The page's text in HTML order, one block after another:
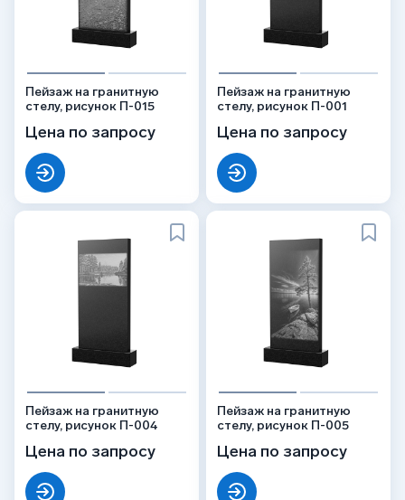
Пейзаж на гранитную
стелу, рисунок П-015
Цена по запросу
Пейзаж на гранитную
стелу, рисунок П-001
Цена по запросу
Пейзаж на гранитную
стелу, рисунок П-004
Цена по запросу
Пейзаж на гранитную
стелу, рисунок П-005
Цена по запросу